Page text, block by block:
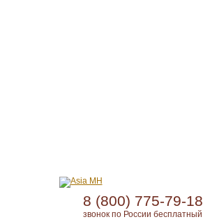
8 (800) 775-79-18
звонок по России бесплатный